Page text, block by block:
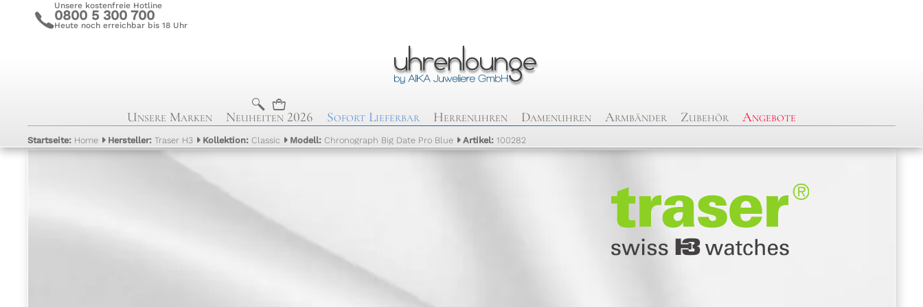
c
Unsere kostenfreie Hotline
0800 5 300 700
Heute noch erreichbar bis 18 Uhr
b n
Unsere Marken Neuheiten 2026 Sofort Lieferbar Herrenuhren Damenuhren Armbänder Zubehör Angebote
Startseite: Home Hersteller:Traser H3 Kollektion: Classic Modell: Chronograph Big Date Pro Blue Artikel:100282